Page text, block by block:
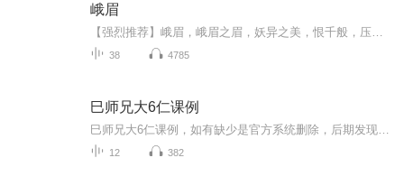
峨眉
38 4785
巳师兄大6仁课例
12 382